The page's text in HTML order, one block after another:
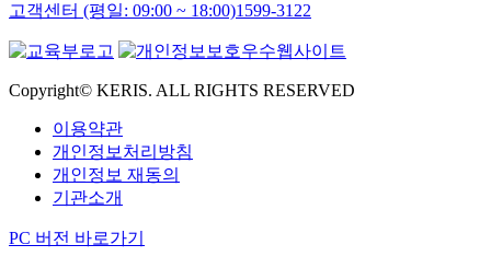
고객센터 (평일: 09:00 ~ 18:00)1599-3122
Copyright© KERIS. ALL RIGHTS RESERVED
이용약관
개인정보처리방침
개인정보 재동의
기관소개
PC 버전 바로가기